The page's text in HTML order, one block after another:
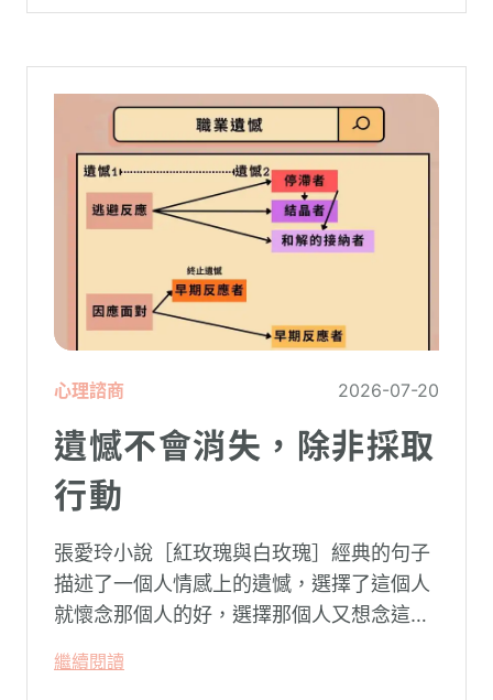
虛。
心理諮商 2026-07-20
遺憾不會消失，除非採取
行動
張愛玲小說［紅玫瑰與白玫瑰］經典的句子
描述了一個人情感上的遺憾，選擇了這個人
就懷念那個人的好，選擇那個人又想念這個
繼續閱讀